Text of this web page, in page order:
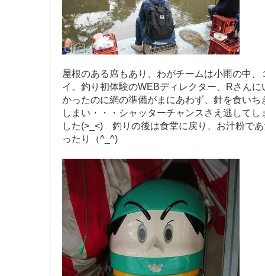
屋根のある席もあり、わがチームは小雨の中、
イ。釣り初体験のWEBディレクター、Rさんに
かったのに網の準備がまにあわず、針を食いち
しまい・・・シャッターチャンスさえ逃してし
した(>_<) 釣りの後は食堂に戻り、お汁粉で
ったり（^_^)